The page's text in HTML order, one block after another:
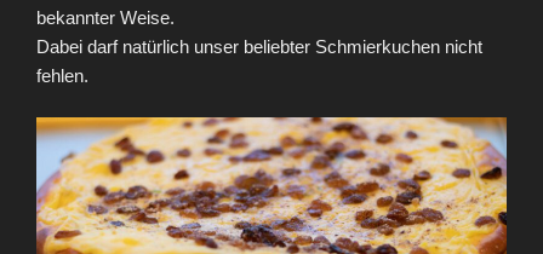
bekannter Weise.
Dabei darf natürlich unser beliebter Schmierkuchen nicht
fehlen.